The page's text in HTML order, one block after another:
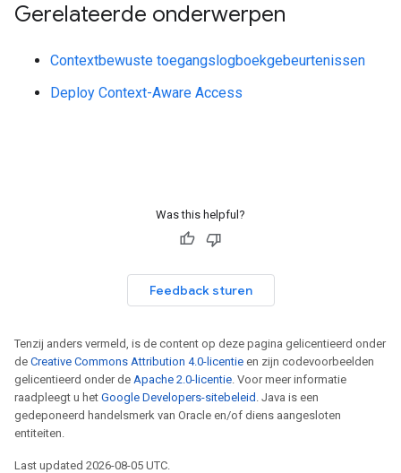
Gerelateerde onderwerpen
Contextbewuste toegangslogboekgebeurtenissen
Deploy Context-Aware Access
Was this helpful?
Feedback sturen
Tenzij anders vermeld, is de content op deze pagina gelicentieerd onder
de Creative Commons Attribution 4.0-licentie en zijn codevoorbeelden
gelicentieerd onder de Apache 2.0-licentie. Voor meer informatie
raadpleegt u het Google Developers-sitebeleid . Java is een
gedeponeerd handelsmerk van Oracle en/of diens aangesloten
entiteiten.
Last updated 2026-08-05 UTC.